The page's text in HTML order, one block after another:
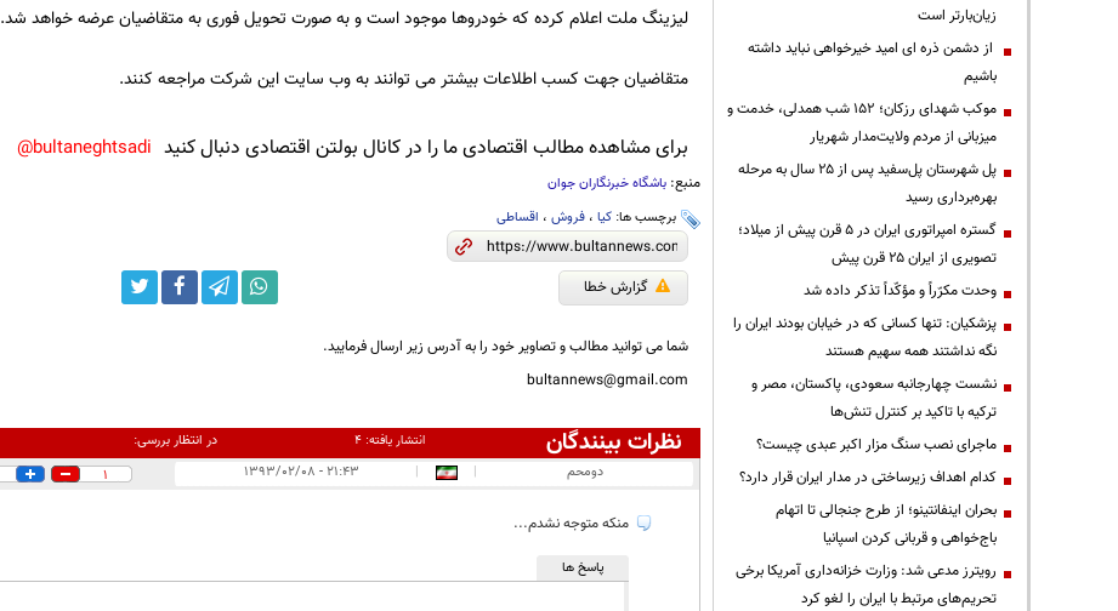
لیزینگ ملت اعلام کرده که خودروها موجود است و به صورت تحویل فوری به متقاضیان عرضه خواهد شد.
متقاضیان جهت کسب اطلاعات بیشتر می توانند به وب سایت این شرکت مراجعه کنند.
برای مشاهده مطالب اقتصادی ما را در کانال بولتن اقتصادی دنبال کنید bultaneghtsadi@
منبع: باشگاه خبرنگاران جوان
برچسب ها: کیا، فروش، اقساطی
گزارش خطا
شما می توانید مطالب و تصاویر خود را به آدرس زیر ارسال فرمایید.
bultannews@gmail.com
نظرات بینندگان انتشار یافته:۴ در انتظار بررسی:
دومحم |
| ۲۱:۴۳ - ۱۳۹۳/۰۲/۰۸ 1
منکه متوجه نشدم...
پاسخ ها
زیان‌بارتر است
از دشمن ذره ای امید خیرخواهی نباید داشته
باشیم
موکب شهدای رزکان؛ ۱۵۲ شب همدلی، خدمت و
میزبانی از مردم ولایت‌مدار شهریار
پل شهرستان پل‌سفید پس از ۲۵ سال به مرحله
بهره‌برداری رسید
گستره امپراتوری ایران در ۵ قرن پیش از میلاد؛
تصویری از ایران ۲۵ قرن پیش
وحدت مکرّراً و مؤکّداً تذکر داده شد
پزشکیان: تنها کسانی که در خیابان بودند ایران را
نگه نداشتند همه سهیم هستند
نشست چهارجانبه سعودی، پاکستان، مصر و
ترکیه با تاکید بر کنترل تنش‌ها
ماجرای نصب سنگ مزار اکبر عبدی چیست؟
کدام اهداف زیرساختی در مدار ایران قرار دارد؟
بحران اینفانتینو؛ از طرح جنجالی تا اتهام
باج‌خواهی و قربانی کردن اسپانیا
رویترز مدعی شد: وزارت خزانه‌داری آمریکا برخی
تحریم‌های مرتبط با ایران را لغو کرد